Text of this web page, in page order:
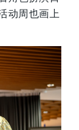
动周也画上